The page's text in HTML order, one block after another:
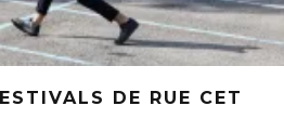
DE RUE CET